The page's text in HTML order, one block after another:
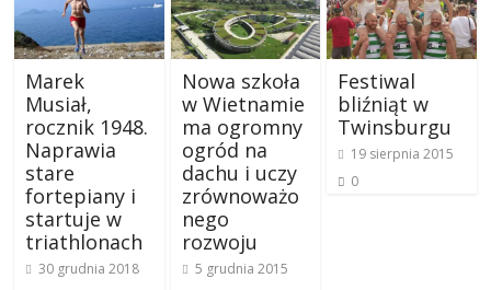
Marek
Musiał,
rocznik 1948.
Naprawia
stare
fortepiany i
startuje w
triathlonach
30 grudnia 2018
Nowa szkoła
w Wietnamie
ma ogromny
ogród na
dachu i uczy
zrównoważo
nego
rozwoju
5 grudnia 2015
Festiwal
bliźniąt w
Twinsburgu
19 sierpnia 2015
0